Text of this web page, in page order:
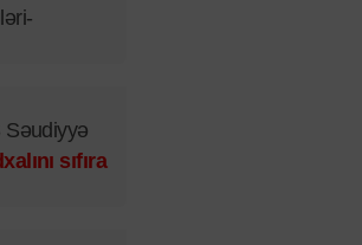
Səudiyyə
sıfıra